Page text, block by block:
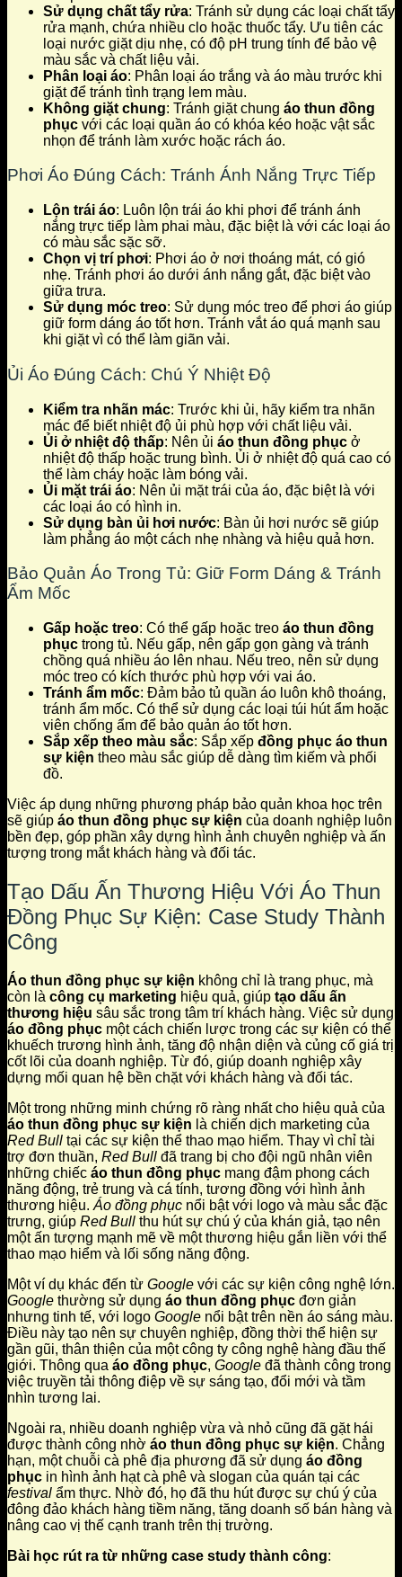
Sử dụng chất tẩy rửa: Tránh sử dụng các loại chất tẩy
rửa mạnh, chứa nhiều clo hoặc thuốc tẩy. Ưu tiên các
loại nước giặt dịu nhẹ, có độ pH trung tính để bảo vệ
màu sắc và chất liệu vải.
Phân loại áo: Phân loại áo trắng và áo màu trước khi
giặt để tránh tình trạng lem màu.
Không giặt chung: Tránh giặt chung áo thun đồng
phục với các loại quần áo có khóa kéo hoặc vật sắc
nhọn để tránh làm xước hoặc rách áo.
Phơi Áo Đúng Cách: Tránh Ánh Nắng Trực Tiếp
Lộn trái áo: Luôn lộn trái áo khi phơi để tránh ánh
nắng trực tiếp làm phai màu, đặc biệt là với các loại áo
có màu sắc sặc sỡ.
Chọn vị trí phơi: Phơi áo ở nơi thoáng mát, có gió
nhẹ. Tránh phơi áo dưới ánh nắng gắt, đặc biệt vào
giữa trưa.
Sử dụng móc treo: Sử dụng móc treo để phơi áo giúp
giữ form dáng áo tốt hơn. Tránh vắt áo quá mạnh sau
khi giặt vì có thể làm giãn vải.
Ủi Áo Đúng Cách: Chú Ý Nhiệt Độ
Kiểm tra nhãn mác: Trước khi ủi, hãy kiểm tra nhãn
mác để biết nhiệt độ ủi phù hợp với chất liệu vải.
Ủi ở nhiệt độ thấp: Nên ủi áo thun đồng phục ở
nhiệt độ thấp hoặc trung bình. Ủi ở nhiệt độ quá cao có
thể làm cháy hoặc làm bóng vải.
Ủi mặt trái áo: Nên ủi mặt trái của áo, đặc biệt là với
các loại áo có hình in.
Sử dụng bàn ủi hơi nước: Bàn ủi hơi nước sẽ giúp
làm phẳng áo một cách nhẹ nhàng và hiệu quả hơn.
Bảo Quản Áo Trong Tủ: Giữ Form Dáng & Tránh
Ẩm Mốc
Gấp hoặc treo: Có thể gấp hoặc treo áo thun đồng
phục trong tủ. Nếu gấp, nên gấp gọn gàng và tránh
chồng quá nhiều áo lên nhau. Nếu treo, nên sử dụng
móc treo có kích thước phù hợp với vai áo.
Tránh ẩm mốc: Đảm bảo tủ quần áo luôn khô thoáng,
tránh ẩm mốc. Có thể sử dụng các loại túi hút ẩm hoặc
viên chống ẩm để bảo quản áo tốt hơn.
Sắp xếp theo màu sắc: Sắp xếp đồng phục áo thun
sự kiện theo màu sắc giúp dễ dàng tìm kiếm và phối
đồ.
Việc áp dụng những phương pháp bảo quản khoa học trên
sẽ giúp áo thun đồng phục sự kiện của doanh nghiệp luôn
bền đẹp, góp phần xây dựng hình ảnh chuyên nghiệp và ấn
tượng trong mắt khách hàng và đối tác.
Tạo Dấu Ấn Thương Hiệu Với Áo Thun
Đồng Phục Sự Kiện: Case Study Thành
Công
Áo thun đồng phục sự kiện không chỉ là trang phục, mà
còn là công cụ marketing hiệu quả, giúp tạo dấu ấn
thương hiệu sâu sắc trong tâm trí khách hàng. Việc sử dụng
áo đồng phục một cách chiến lược trong các sự kiện có thể
khuếch trương hình ảnh, tăng độ nhận diện và củng cố giá trị
cốt lõi của doanh nghiệp. Từ đó, giúp doanh nghiệp xây
dựng mối quan hệ bền chặt với khách hàng và đối tác.
Một trong những minh chứng rõ ràng nhất cho hiệu quả của
áo thun đồng phục sự kiện là chiến dịch marketing của
Red Bull tại các sự kiện thể thao mạo hiểm. Thay vì chỉ tài
trợ đơn thuần, Red Bull đã trang bị cho đội ngũ nhân viên
những chiếc áo thun đồng phục mang đậm phong cách
năng động, trẻ trung và cá tính, tương đồng với hình ảnh
thương hiệu. Áo đồng phục nổi bật với logo và màu sắc đặc
trưng, giúp Red Bull thu hút sự chú ý của khán giả, tạo nên
một ấn tượng mạnh mẽ về một thương hiệu gắn liền với thể
thao mạo hiểm và lối sống năng động.
Một ví dụ khác đến từ Google với các sự kiện công nghệ lớn.
Google thường sử dụng áo thun đồng phục đơn giản
nhưng tinh tế, với logo Google nổi bật trên nền áo sáng màu.
Điều này tạo nên sự chuyên nghiệp, đồng thời thể hiện sự
gần gũi, thân thiện của một công ty công nghệ hàng đầu thế
giới. Thông qua áo đồng phục, Google đã thành công trong
việc truyền tải thông điệp về sự sáng tạo, đổi mới và tầm
nhìn tương lai.
Ngoài ra, nhiều doanh nghiệp vừa và nhỏ cũng đã gặt hái
được thành công nhờ áo thun đồng phục sự kiện. Chẳng
hạn, một chuỗi cà phê địa phương đã sử dụng áo đồng
phục in hình ảnh hạt cà phê và slogan của quán tại các
festival ẩm thực. Nhờ đó, họ đã thu hút được sự chú ý của
đông đảo khách hàng tiềm năng, tăng doanh số bán hàng và
nâng cao vị thế cạnh tranh trên thị trường.
Bài học rút ra từ những case study thành công: